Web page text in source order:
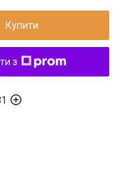
Купити
з